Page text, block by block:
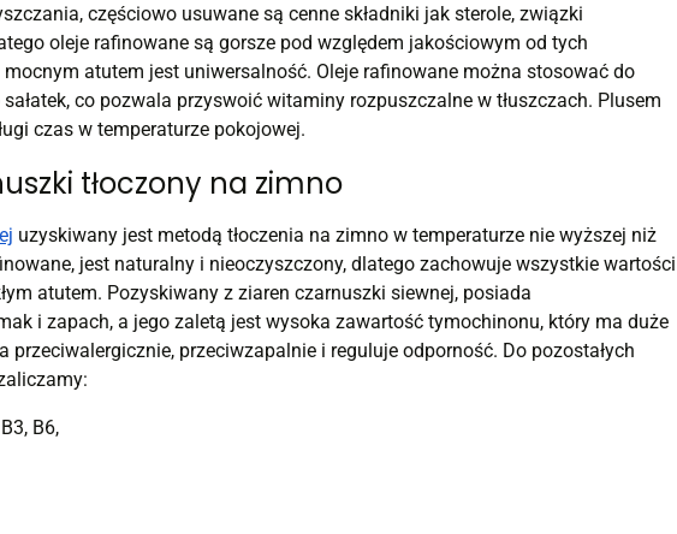
częściowo usuwane są cenne składniki jak sterole, związki
oleje rafinowane są gorsze pod względem jakościowym od tych
atutem jest uniwersalność. Oleje rafinowane można stosować do
co pozwala przyswoić witaminy rozpuszczalne w tłuszczach. Plusem
czas w temperaturze pokojowej.
tłoczony na zimno
uzyskiwany jest metodą tłoczenia na zimno w temperaturze nie wyższej niż
jest naturalny i nieoczyszczony, dlatego zachowuje wszystkie wartości
atutem. Pozyskiwany z ziaren czarnuszki siewnej, posiada
i zapach, a jego zaletą jest wysoka zawartość tymochinonu, który ma duże
przeciwalergicznie, przeciwzapalnie i reguluje odporność. Do pozostałych
B6,